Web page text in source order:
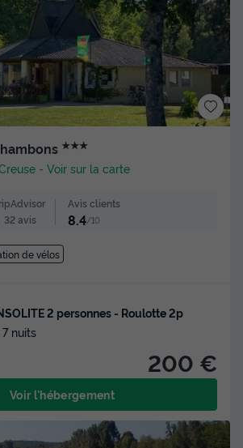
★★★
-Voir sur la carte
32 avis
Avis clients
8.4/10
de vélos
2 personnes - Roulotte 2p
nuits
200 €
Voir l'hébergement